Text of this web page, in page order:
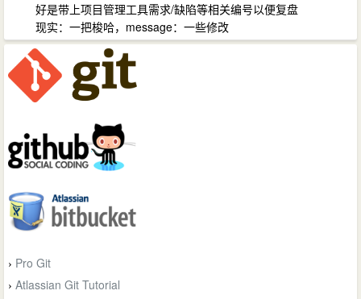
好是带上项目管理工具需求/缺陷等相关编号以便复盘
现实：一把梭哈，message：一些修改
› Pro Git
› Atlassian Git Tutorial